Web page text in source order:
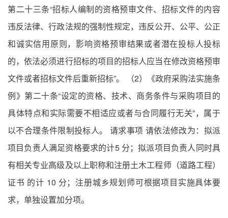
第二十三条“招标人编制的资格预审文件、招标文件的内容
违反法律、行政法规的强制性规定，违反公开、公平、公正
和诚实信用原则，影响资格预审结果或者潜在投标人投标
的，依法必须进行招标的项目的招标人应当在修改资格预审
文件或者招标文件后重新招标”。 （2）《政府采购法实施条
例》第二十条“设定的资格、技术、商务条件与采购项目的
具体特点和实际需要不相适应或者与合同履行无关”，属于
以不合理条件限制投标人。 请求事项 请依法修改为：拟派
项目负责人满足资格要求的计5 分；拟派项目负责人同时具
有相关专业高级及以上职称和注册土木工程师（道路工程）
证书 的计 10 分；注册城乡规划师可根据项目实施具体要
求，单独设置加分项。